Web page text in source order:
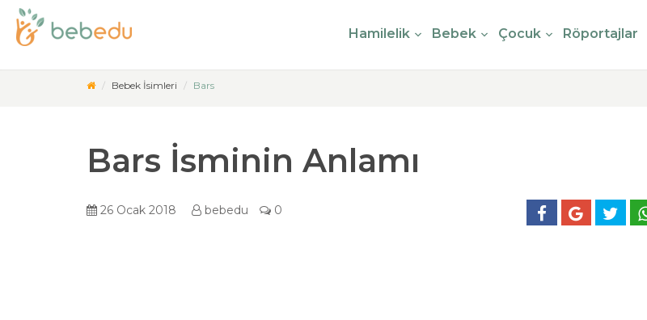
Hamilelik Bebek Çocuk Röportajlar
Bebek İsimleri Bars
Bars İsminin Anlamı
26 Ocak 2018 bebedu 0